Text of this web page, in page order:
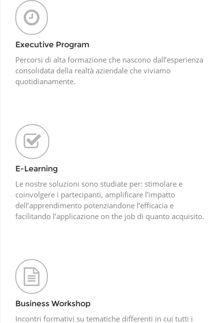
Executive Program
Percorsi di alta formazione che nascono dall’esperienza
consolidata della realtà aziendale che viviamo
quotidianamente.
E-Learning
Le nostre soluzioni sono studiate per: stimolare e
coinvolgere i partecipanti, amplificare l’impatto
dell’apprendimento potenziandone l’efficacia e
facilitando l’applicazione on the job di quanto acquisito.
Business Workshop
Incontri formativi su tematiche differenti in cui tutti i